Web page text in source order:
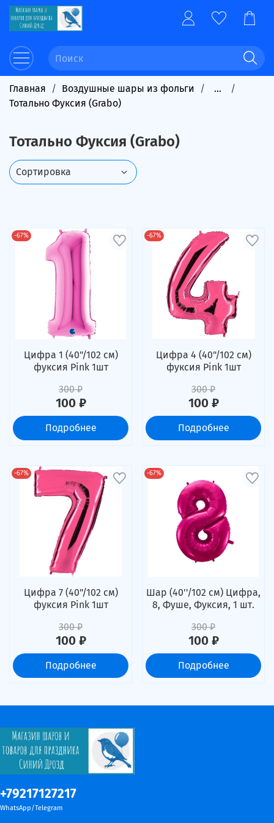
Главная Воздушные шары из фольги
...
Тотально Фуксия (Grabo)
Тотально Фуксия (Grabo)
-67%
Цифра 1 (40"/102 см)
фуксия Pink 1шт
300 ₽
100 ₽
Подробнее
-67%
Цифра 4 (40"/102 см)
фуксия Pink 1шт
300 ₽
100 ₽
Подробнее
-67%
Цифра 7 (40"/102 см)
фуксия Pink 1шт
300 ₽
100 ₽
Подробнее
-67%
Шар (40''/102 см) Цифра,
8, Фуше, Фуксия, 1 шт.
300 ₽
100 ₽
Подробнее
+79217127217
WhatsApp/Telegram